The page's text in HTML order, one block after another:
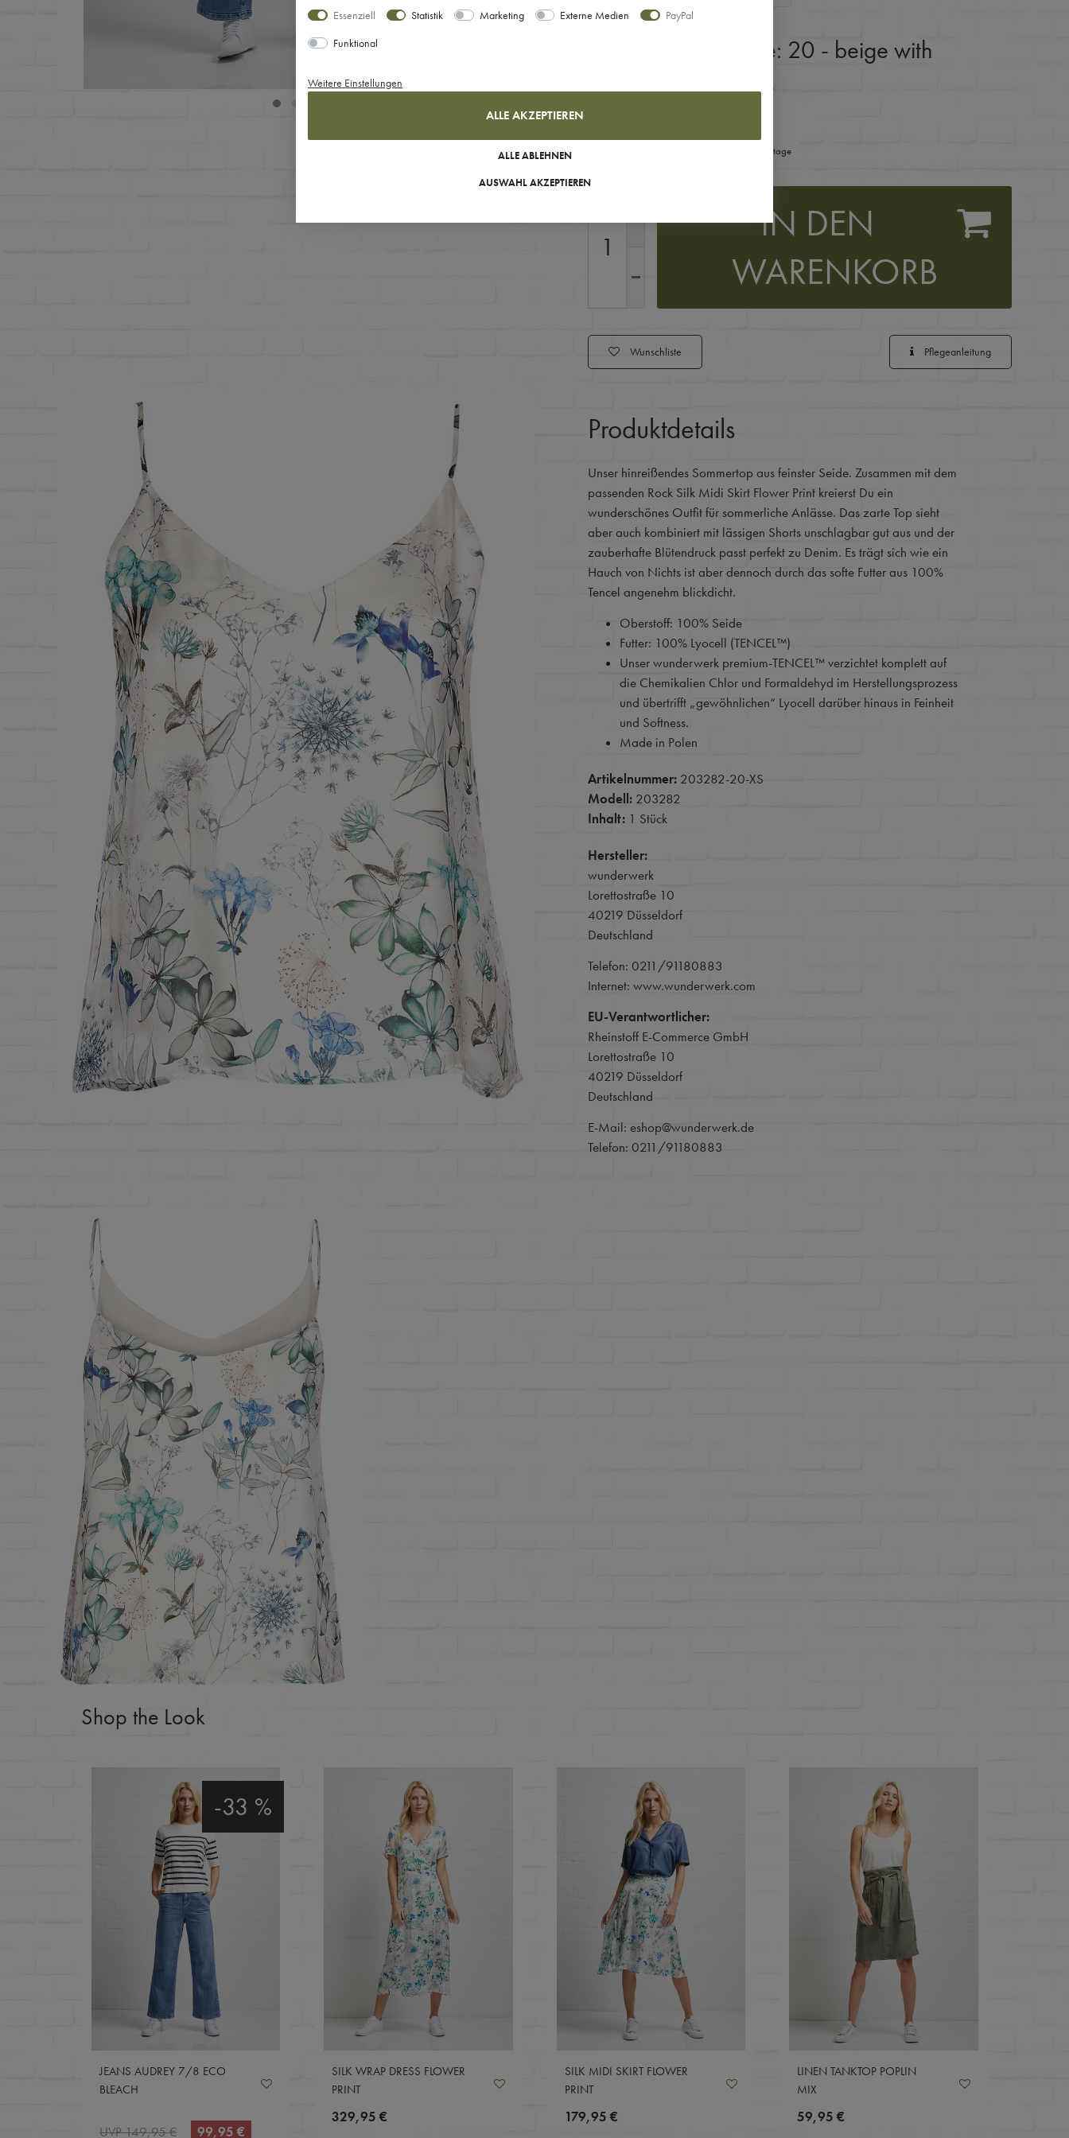
Farbe: 20 - beige with
diverse/ Größe: XS
Sofort versandfertig, Lieferzeit 1-3 Werktage
IN DEN
WARENKORB
Wunschliste Pflegeanleitung
Produktdetails
Unser hinreißendes Sommertop aus feinster Seide. Zusammen mit dem
passenden Rock Silk Midi Skirt Flower Print kreierst Du ein
wunderschönes Outfit für sommerliche Anlässe. Das zarte Top sieht
aber auch kombiniert mit lässigen Shorts unschlagbar gut aus und der
zauberhafte Blütendruck passt perfekt zu Denim. Es trägt sich wie ein
Hauch von Nichts ist aber dennoch durch das softe Futter aus 100%
Tencel angenehm blickdicht.
Oberstoff: 100% Seide
Futter: 100% Lyocell (TENCEL™)
Unser wunderwerk premium-TENCEL™ verzichtet komplett auf
die Chemikalien Chlor und Formaldehyd im Herstellungsprozess
und übertrifft „gewöhnlichen“ Lyocell darüber hinaus in Feinheit
und Softness.
Made in Polen
Artikelnummer: 203282-20-XS
Modell: 203282
Inhalt: 1 Stück
Hersteller:
wunderwerk
Lorettostraße 10
40219 Düsseldorf
Deutschland
Telefon: 0211/91180883
Internet: www.wunderwerk.com
EU-Verantwortlicher:
Rheinstoff E-Commerce GmbH
Lorettostraße 10
40219 Düsseldorf
Deutschland
E-Mail: eshop@wunderwerk.de
Telefon: 0211/91180883
Shop the Look
-33 %
JEANS AUDREY 7/8 ECO
BLEACH
UVP 149,95 € 99,95 €
SILK WRAP DRESS FLOWER
PRINT
329,95 €
SILK MIDI SKIRT FLOWER
PRINT
179,95 €
LINEN TANKTOP POPLIN
MIX
59,95 €
Essenziell
Statistik Marketing Externe Medien
PayPal
Funktional
Weitere Einstellungen
ALLE AKZEPTIEREN
ALLE ABLEHNEN
AUSWAHL AKZEPTIEREN